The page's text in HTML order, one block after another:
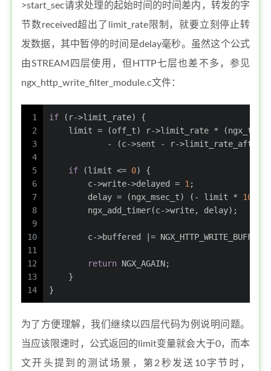
>start_sec请求处理的起始时间的时间差内，转发的字
节数received超出了limit_rate限制，就要立刻停止转
发数据，其中暂停的时间是delay毫秒。虽然这个公式
由STREAM四层使用，但HTTP七层也差不多，参见
ngx_http_write_filter_module.c文件：
1
2
3
4
5
6
7
8
9
10
11
12
13
14
if (r->limit_rate) {
    limit = (
off_t) r->limit_rate *
            - (c->sent - r->limit_rate_after);
if (limit <= 0) {
        c->write->delayed =
1 ;
        delay = (
ngx_msec_t) (- limit * 1000
        ngx_add_timer(c->write, delay);
c->buffered |=
return NGX_AGAIN;
    }
}
为了方便理解，我们继续以四层代码为例说明问题。
当应该限速时，公式返回的limit变量就会大于0，而本
文开头提到的测试场景，第2秒发送10字节时，